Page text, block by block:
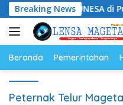
Langsung
ke
konten
Breaking News
UNESA di Pusat
Beranda Pemerintahan
Peternak Telur